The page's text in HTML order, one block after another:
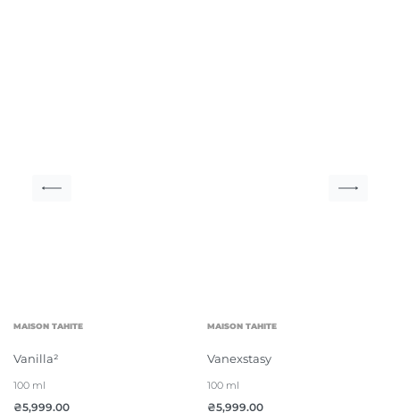
MAISON TAHITE
Vanilla²
100 ml
₴5,999.00
MAISON TAHITE
Vanexstasy
100 ml
₴5,999.00